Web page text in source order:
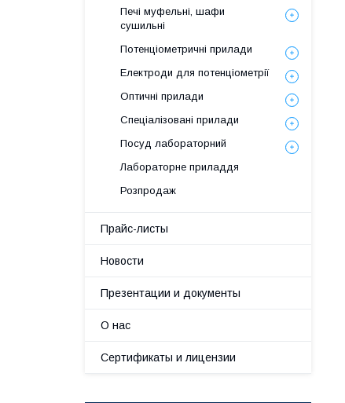
Печі муфельні, шафи
сушильні
Потенціометричні прилади
Електроди для потенціометрії
Оптичні прилади
Спеціалізовані прилади
Посуд лабораторний
Лабораторне приладдя
Розпродаж
Прайс-листы
Новости
Презентации и документы
О нас
Сертификаты и лицензии